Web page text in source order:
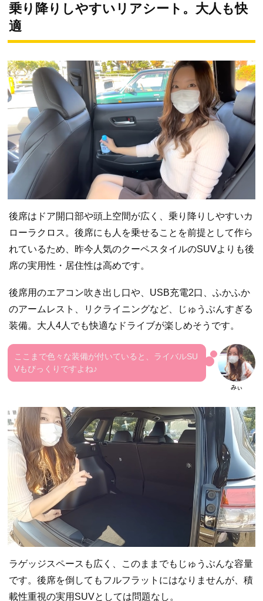
乗り降りしやすいリアシート。大人も快
適
後席はドア開口部や頭上空間が広く、乗り降りしやすいカ
ローラクロス。後席にも人を乗せることを前提として作ら
れているため、昨今人気のクーペスタイルのSUVよりも後
席の実用性・居住性は高めです。
後席用のエアコン吹き出し口や、USB充電2口、ふかふか
のアームレスト、リクライニングなど、じゅうぶんすぎる
装備。大人4人でも快適なドライブが楽しめそうです。
ここまで色々な装備が付いていると、ライバルSU
Vもびっくりですよね♪
ラゲッジスペースも広く、このままでもじゅうぶんな容量
です。後席を倒してもフルフラットにはなりませんが、積
載性重視の実用SUVとしては問題なし。